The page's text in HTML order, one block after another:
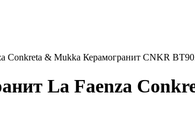
Conkreta & Mukka Керамогранит CNKR
La Faenza